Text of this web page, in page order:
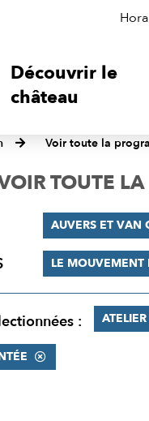
Découvrir le
château
Voir toute la
TOUTE
AUVERS ET VAN
LE MOUVEMENT
: ATELIER